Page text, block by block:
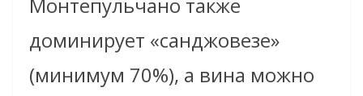
доминирует «санджовезе»
(минимум 70%), а вина можно